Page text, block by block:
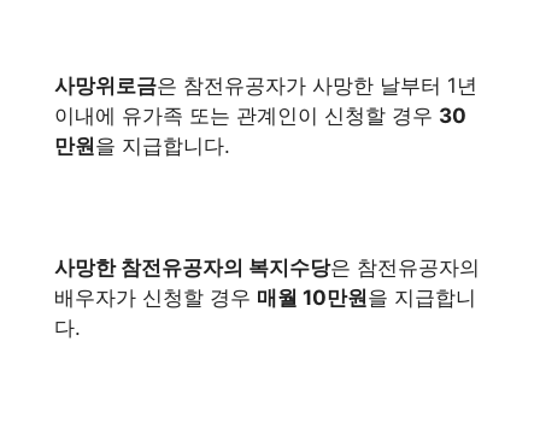
사망위로금은 참전유공자가 사망한 날부터 1년
이내에 유가족 또는 관계인이 신청할 경우 30
만원을 지급합니다.
사망한 참전유공자의 복지수당은 참전유공자의
배우자가 신청할 경우 매월 10만원을 지급합니
다.